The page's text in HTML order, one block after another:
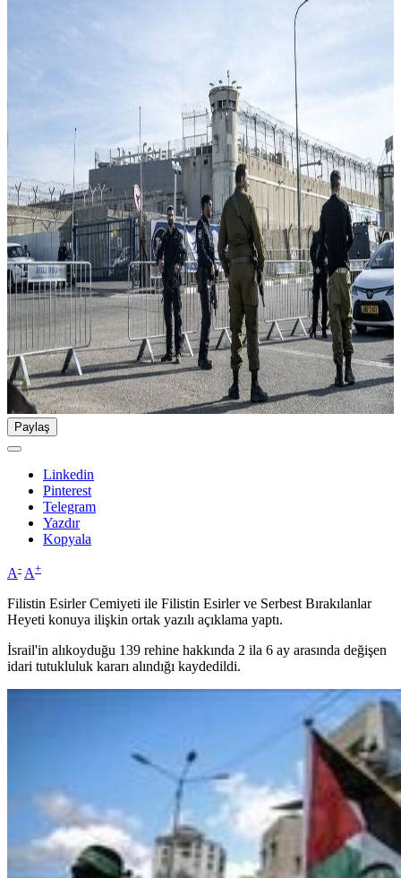
Paylaş
Linkedin
Pinterest
Telegram
Yazdır
Kopyala
A- A+
Filistin Esirler Cemiyeti ile Filistin Esirler ve Serbest Bırakılanlar
Heyeti konuya ilişkin ortak yazılı açıklama yaptı.
İsrail'in alıkoyduğu 139 rehine hakkında 2 ila 6 ay arasında değişen
idari tutukluluk kararı alındığı kaydedildi.